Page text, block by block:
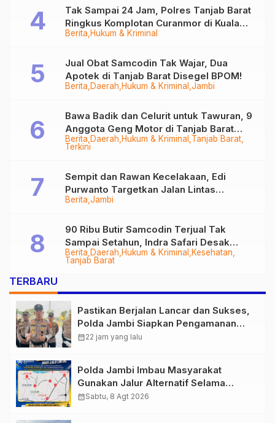
Berita Hukum & Kriminal
Tak Sampai 24 Jam, Polres Tanjab Barat
Ringkus Komplotan Curanmor di Kuala
Tungkal
Berita Daerah Hukum & Kriminal Jambi
Jual Obat Samcodin Tak Wajar, Dua
Apotek di Tanjab Barat Disegel BPOM!
Berita Daerah Hukum & Kriminal Tanjab Barat
Terkini
Bawa Badik dan Celurit untuk Tawuran, 9
Anggota Geng Motor di Tanjab Barat
Diringkus
Berita Jambi
Sempit dan Rawan Kecelakaan, Edi
Purwanto Targetkan Jalan Lintas
Tungkal-Jambi Mulus di 2028
Berita Daerah Hukum & Kriminal
Kesehatan
Tanjab Barat
90 Ribu Butir Samcodin Terjual Tak
Sampai Setahun, Indra Safari Desak
Audit Menyeluruh
TERBARU
Pastikan Berjalan Lancar dan Sukses,
Polda Jambi Siapkan Pengamanan
Berlapis untuk 8.750 Pelari, 1.848
calendar_month22 jam yang lalu
Polda Jambi Imbau Masyarakat
Gunakan Jalur Alternatif Selama
Pelaksanaan Presisi Merdeka Run
calendar_monthSabtu, 8 Agt 2026